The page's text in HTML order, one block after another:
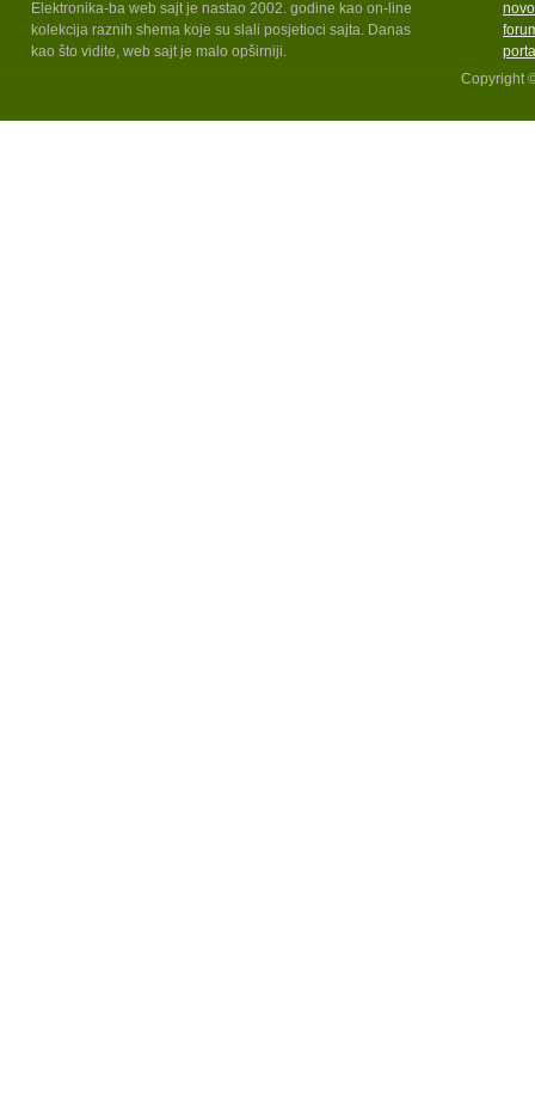
Elektronika-ba web sajt je nastao 2002. godine kao on-line
kolekcija raznih shema koje su slali posjetioci sajta. Danas
kao što vidite, web sajt je malo opširniji.
Copyright